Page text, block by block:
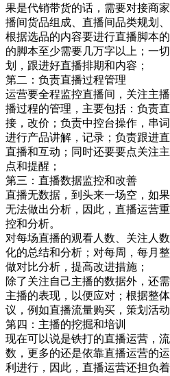
果是代销带货的话，需要对接商
播间货品组成、直播间品类规划
根据选品的内容要进行直播脚本
的脚本至少需要几万字以上；一
划，跟进好直播排期和内容；
第二：负责直播过程管理
运营要全程监控直播间，关注主
播过程的管理，主要包括：负责
接，改价；负责中控台操作，串
进行产品讲解，记录；负责跟进
直播和互动；同时还要要点关注
点和提醒；
第三：直播数据监控和改善
直播无数据，到头来一场空，如
无法做出分析，因此，直播运营
控和分析。
对每场直播的观看人数、关注人
化的总结和分析；对每周，每月
做对比分析，提高改进措施；
除了关注自己主播的数据外，还
主播的表现，以便应对；根据整
议，例如直播流量购买，策划活
第四：主播的挖掘和培训
现在可以说是铁打的直播运营，
数，更多的还是依靠直播运营的
利进行，因此，直播运营还担负